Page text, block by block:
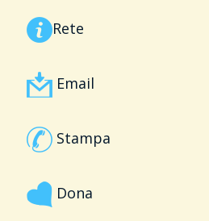
Rete
Email
Stampa
Dona